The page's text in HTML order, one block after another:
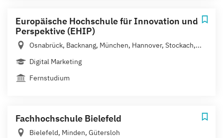
Europäische Hochschule für Innovation und
Perspektive (EHIP)
Osnabrück, Backnang, München, Hannover, Stockach,...
Digital Marketing
Fernstudium
Fachhochschule Bielefeld
Bielefeld, Minden, Gütersloh